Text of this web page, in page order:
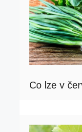
Co lze v